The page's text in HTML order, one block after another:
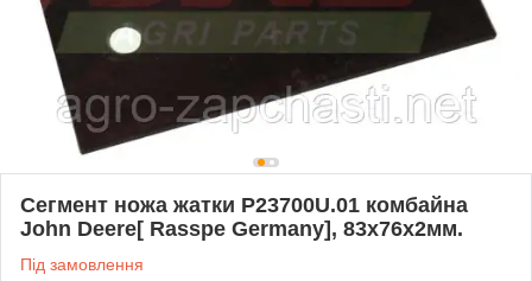
Сегмент ножа жатки P23700U.01 комбайна
John Deere[ Rasspe Germany], 83х76х2мм.
Під замовлення